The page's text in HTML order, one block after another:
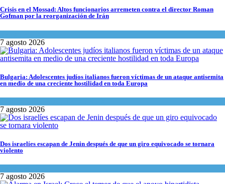
Crisis en el Mossad: Altos funcionarios arremeten contra el director Roman
Gofman por la reorganización de Irán
7 agosto 2026
Bulgaria: Adolescentes judíos italianos fueron víctimas de un ataque antisemita
en medio de una creciente hostilidad en toda Europa
7 agosto 2026
Dos israelíes escapan de Jenin después de que un giro equivocado se tornara
violento
7 agosto 2026